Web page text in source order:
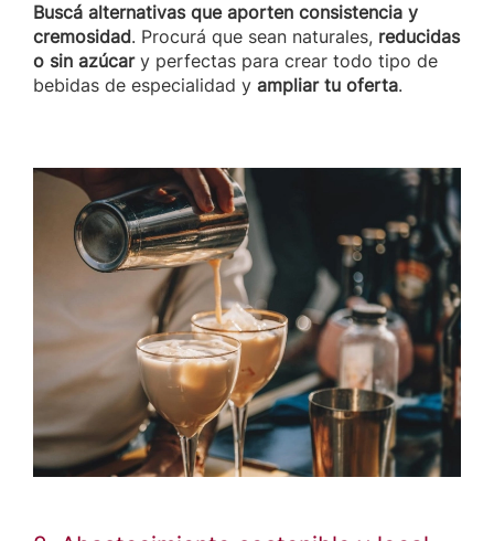
Buscá alternativas que aporten consistencia y
cremosidad. Procurá que sean naturales, reducidas
o sin azúcar y perfectas para crear todo tipo de
bebidas de especialidad y ampliar tu oferta.